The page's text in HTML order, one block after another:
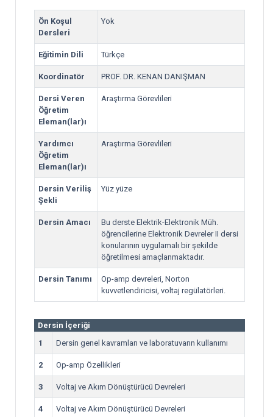
Ön Koşul
Dersleri
Yok
Eğitimin Dili Türkçe
Koordinatör PROF. DR. KENAN DANIŞMAN
Dersi Veren
Öğretim
Eleman(lar)ı
Araştırma Görevlileri
Yardımcı
Öğretim
Eleman(lar)ı
Araştırma Görevlileri
Dersin Veriliş
Şekli
Yüz yüze
Dersin Amacı
Bu derste Elektrik-Elektronik Müh.
öğrencilerine Elektronik Devreler II dersi
konularının uygulamalı bir şekilde
öğretilmesi amaçlanmaktadır.
Dersin Tanımı
Op-amp devreleri, Norton
kuvvetlendiricisi, voltaj regülatörleri.
Dersin İçeriği
1
Dersin genel kavramları ve laboratuvarın kullanımı
2 Op-amp Özellikleri
3 Voltaj ve Akım Dönüştürücü Devreleri
4 Voltaj ve Akım Dönüştürücü Devreleri